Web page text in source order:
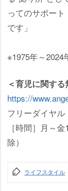
ってのサポー
です」
※1975年～2024
＜育児に関す
https://
フリーダイヤ
［時間］月～
除）
ライフスタイル